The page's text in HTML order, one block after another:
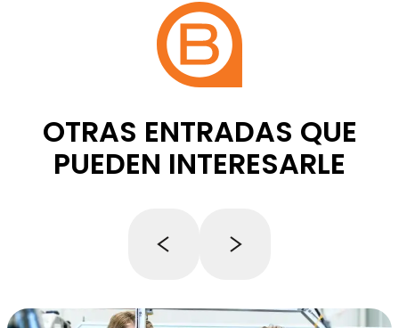
OTRAS ENTRADAS QUE
PUEDEN INTERESARLE